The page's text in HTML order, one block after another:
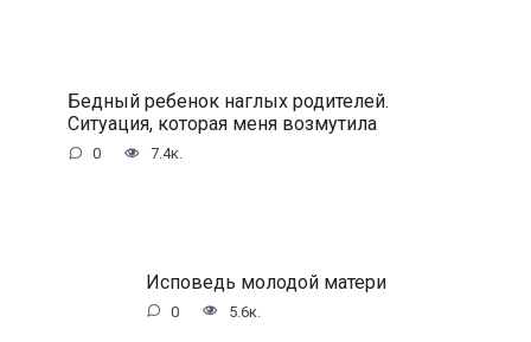
Бедный ребенок наглых родителей.
Ситуация, которая меня возмутила
0 7.4к.
Исповедь молодой матери
0 5.6к.